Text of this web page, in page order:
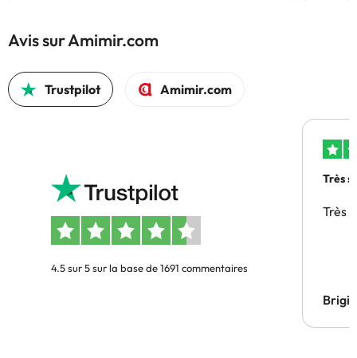
Avis sur Amimir.com
Trustpilot Amimir.com
4.5 sur 5 sur la base de 1691 commentaires
Très
Très